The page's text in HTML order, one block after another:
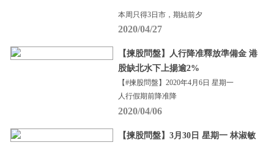
本周只得3日市，期結前夕
2020/04/27
【揀股問盤】人行降准釋放準備金 港
股缺北水下上揚逾2%
【#揀股問盤】2020年4月6日 星期一
人行假期前降准降
2020/04/06
【揀股問盤】3月30日 星期一 林淑敏